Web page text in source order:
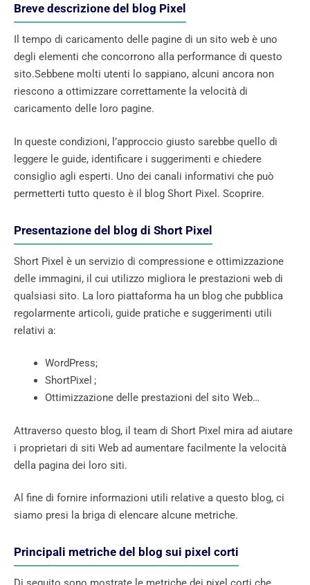
Breve descrizione del blog Pixel
Il tempo di caricamento delle pagine di un sito web è uno
degli elementi che concorrono alla performance di questo
sito.Sebbene molti utenti lo sappiano, alcuni ancora non
riescono a ottimizzare correttamente la velocità di
caricamento delle loro pagine.
In queste condizioni, l’approccio giusto sarebbe quello di
leggere le guide, identificare i suggerimenti e chiedere
consiglio agli esperti. Uno dei canali informativi che può
permetterti tutto questo è il blog Short Pixel. Scoprire.
Presentazione del blog di Short Pixel
Short Pixel è un servizio di compressione e ottimizzazione
delle immagini, il cui utilizzo migliora le prestazioni web di
qualsiasi sito. La loro piattaforma ha un blog che pubblica
regolarmente articoli, guide pratiche e suggerimenti utili
relativi a:
WordPress;
ShortPixel ;
Ottimizzazione delle prestazioni del sito Web…
Attraverso questo blog, il team di Short Pixel mira ad aiutare
i proprietari di siti Web ad aumentare facilmente la velocità
della pagina dei loro siti.
Al fine di fornire informazioni utili relative a questo blog, ci
siamo presi la briga di elencare alcune metriche.
Principali metriche del blog sui pixel corti